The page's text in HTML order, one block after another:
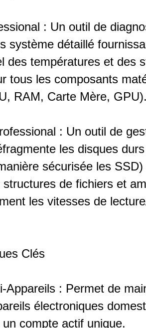
: Un outil de
système détaillé
des températures et des
tous les composants
RAM, Carte Mère,
: Un outil de
les disques
sécurisée les SSD)
structures de fichiers et
les vitesses de
Clés
Appareils : Permet de
électroniques
compte actif unique.